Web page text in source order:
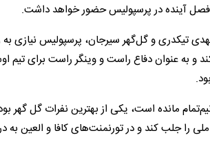
فصل آینده در پرسپولیس حضور خواهد داشت.
مهدی تیکدری و گل‌گهر سیرجان، پرسپولیس
و به عنوان دفاع راست و وینگر راست برای
مانده است، یکی از بهترین نفرات گل
را جلب کند و در تورنمنت‌های کافا و العین